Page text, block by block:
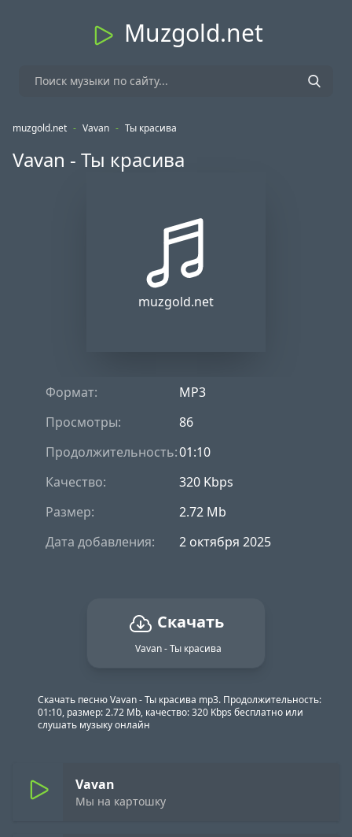
Muzgold.net
muzgold.net - Vavan - Ты красива
Vavan - Ты красива
muzgold.net
Формат:
MP3
Просмотры:
86
Продолжительность:01:10
Качество:
320 Kbps
Размер:
2.72 Mb
Дата добавления:
2 октября 2025
Скачать
Vavan - Ты красива
Скачать песню Vavan - Ты красива mp3. Продолжительность:
01:10, размер: 2.72 Mb, качество: 320 Kbps бесплатно или
слушать музыку онлайн
Vavan
Мы на картошку